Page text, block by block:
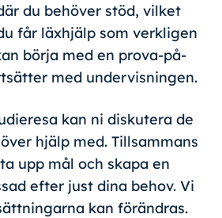
du behöver stöd, vilket
får läxhjälp som verkligen
börja med en prova-på-
med undervisningen.
kan ni diskutera de
hjälp med. Tillsammans
upp mål och skapa en
efter just dina behov. Vi
kan förändras.